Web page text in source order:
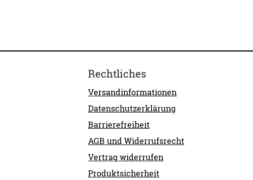
Rechtliches
Versandinformationen
Datenschutzerklärung
Barrierefreiheit
AGB und Widerrufsrecht
Vertrag widerrufen
Produktsicherheit